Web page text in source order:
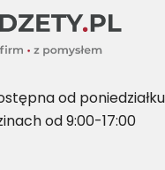
od poniedziałku
od 9:00-17:00